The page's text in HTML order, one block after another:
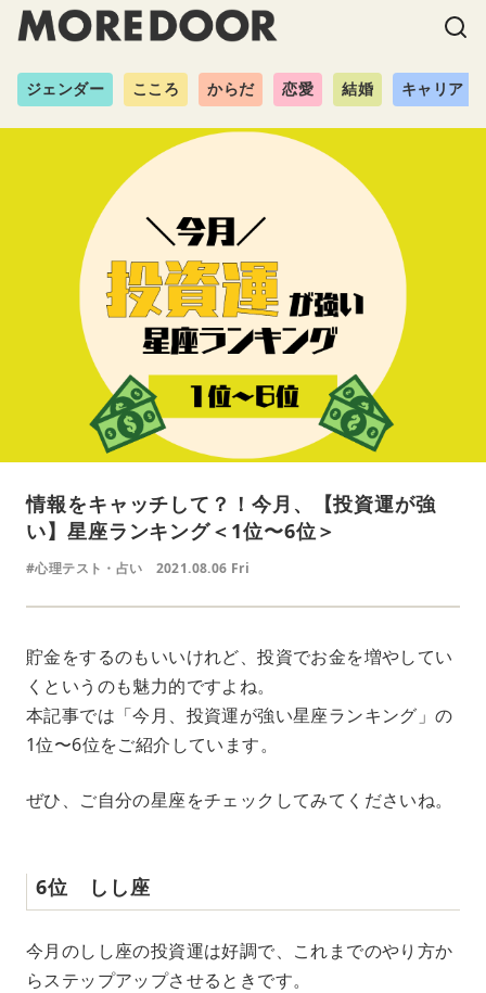
ジェンダー こころ からだ 恋愛 結婚 キャリア
情報をキャッチして？！今月、【投資運が強
い】星座ランキング＜1位〜6位＞
#心理テスト・占い 2021.08.06 Fri
貯金をするのもいいけれど、投資でお金を増やしてい
くというのも魅力的ですよね。
本記事では「今月、投資運が強い星座ランキング」の
1位〜6位をご紹介しています。
ぜひ、ご自分の星座をチェックしてみてくださいね。
6位 しし座
今月のしし座の投資運は好調で、これまでのやり方か
らステップアップさせるときです。